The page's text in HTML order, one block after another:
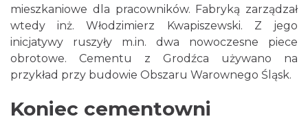
mieszkaniowe dla pracowników. Fabryką zarządzał
wtedy inż. Włodzimierz Kwapiszewski. Z jego
inicjatywy ruszyły m.in. dwa nowoczesne piece
obrotowe. Cementu z Grodźca używano na
przykład przy budowie Obszaru Warownego Śląsk.
Koniec cementowni